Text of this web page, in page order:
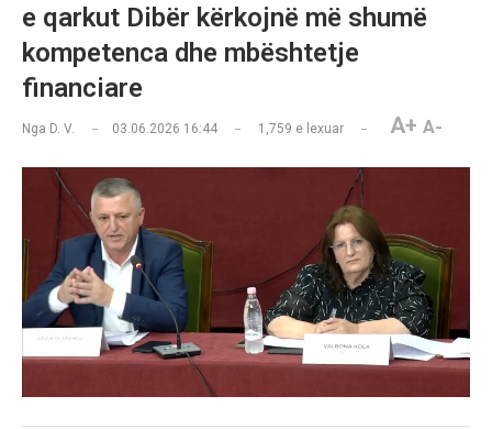
e qarkut Dibër kërkojnë më shumë
kompetenca dhe mbështetje
financiare
Nga D. V. 03.06.2026 16:44 1,759 e lexuar A+ A-